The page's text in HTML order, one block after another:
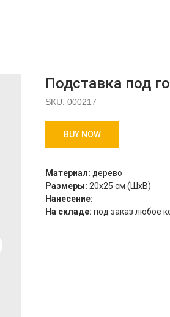
Подставка под
SKU: 000217
BUY NOW
Материал: дерево
Размеры: 20х25 см (ШхВ)
Нанесение:
На складе: под заказ любое